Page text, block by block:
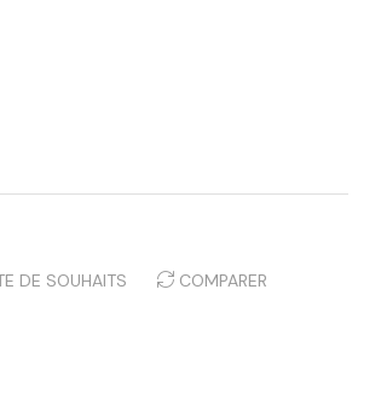
DE SOUHAITS COMPARER